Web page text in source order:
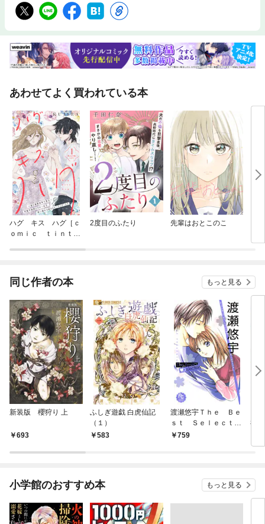
あわせてよく買われている本
ハグ キス ハグ［ｃ
ｏｍｉｃ ｔｉｎｔ］
2度目のふたり 先輩はおとこのこ
同じ作者の本 もっと見る
新装版 櫻狩り 上
693
ふしぎ遊戯 白虎仙記
（１）
583
渡瀬悠宇Ｔｈｅ Ｂｅ
ｓｔ Ｓｅｌｅｃｔｉ
ｏｎ（１）
759
神
小学館のおすすめ本 もっと見る